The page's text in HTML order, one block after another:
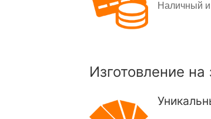
Наличный и
Изготовление на